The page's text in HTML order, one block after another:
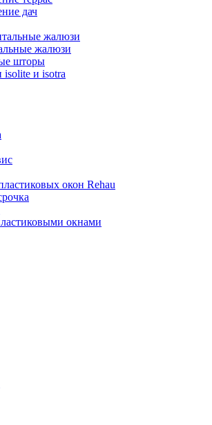
дач
жалюзи
жалюзи
шторы
и isotra
окон Rehau
окнами